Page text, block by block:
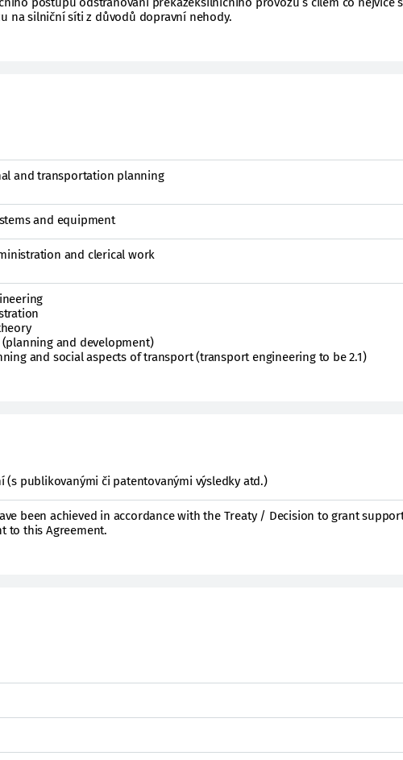
na silniční síti z důvodů dopravní nehody.
and transportation planning
and equipment
and clerical work
and development)
and social aspects of transport (transport engineering to be 2.1)
(s publikovanými či patentovanými výsledky atd.)
been achieved in accordance with the Treaty / Decision to grant
to this Agreement.